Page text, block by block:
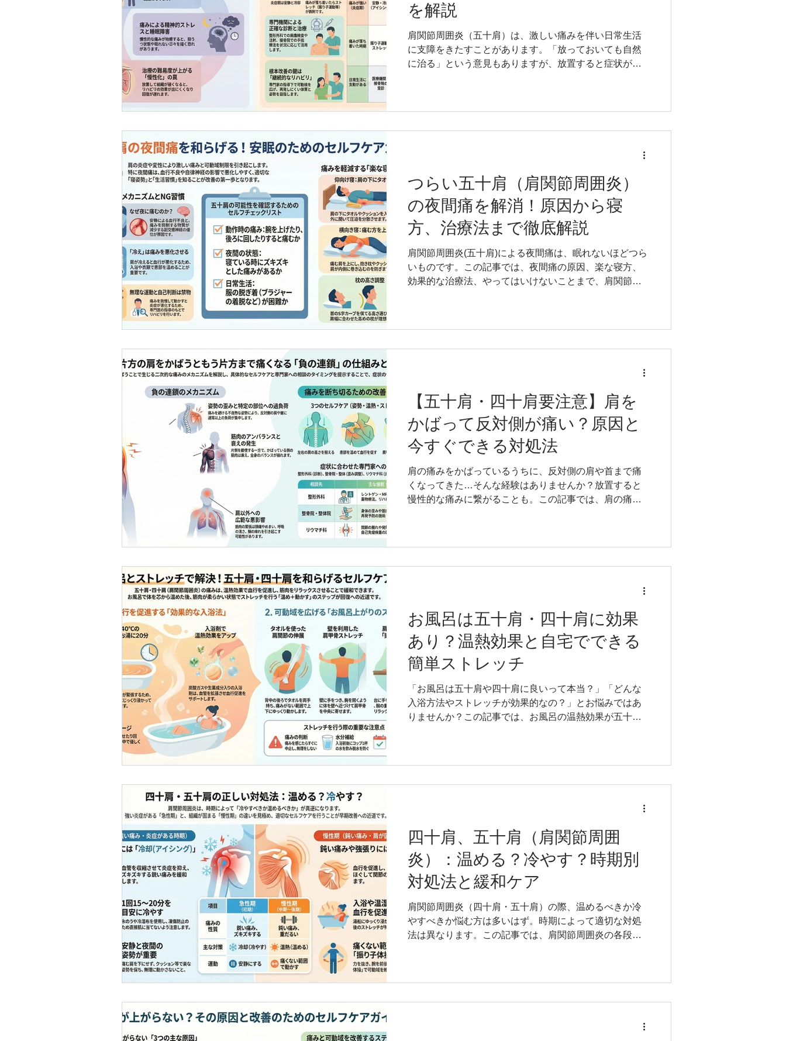
師 目次 五十肩の痛みが消えた？治癒のサインを見極める
・痛みの種類と場所を確認する ・可動域の変化をチェッ
ク ・夜間痛の有無を観察 痛
を解説
肩関節周囲炎（五十肩）は、激しい痛みを伴い日常生活
に支障をきたすことがあります。「放っておいても自然
に治る」という意見もありますが、放置すると症状が悪
の監修者情報 吉原 稔 資格：柔道整復師 （整骨院を開
CSCS（全米ストレングス・コンディショニングスペシャ
リスト） 経歴 2010～2015年 医療法人堺整形外科医院
福岡スポーツクリニック 2015～2017年 医療法人TSC タ
ケダスポーツクリニック 2018～現在 よし姿勢＆スポー
ツ整骨院・整体院 2014～2017年 福岡医療専門学校 非
常勤講師 2015～2023年 九州医療専門学校 非常勤講師
2024～現在 福岡医健・スポーツ専門学校 非常勤講
師 目次 肩関節周囲炎（五
つらい五十肩（肩関節周囲炎）
の夜間痛を解消！原因から寝
方、治療法まで徹底解説
肩関節周囲炎(五十肩)による夜間痛は、眠れないほどつら
いものです。この記事では、夜間痛の原因、楽な寝方、
効果的な治療法、やってはいけないことまで、肩関節周
復師 （整骨院を開業できる国家資格） 柔道整復師専科
できる資格） NSCA CSCS（全米ストレングス・コンデ
ィショニングスペシャリスト） 経歴 2010～2015年 医療
法人堺整形外科医院 福岡スポーツクリニック 2015～
2017年 医療法人TSC タケダスポーツクリニック 2018～
現在 よし姿勢＆スポーツ整骨院・整体院 2014～2017
年 福岡医療専門学校 非常勤講師 2015～2023年 九州
ポーツ専門学校 非常勤講師 目次 肩関節周囲炎（五十
肩）とは？ ・五十肩の基礎知識
【五十肩・四十肩要注意】肩を
かばって反対側が痛い？原因と
今すぐできる対処法
肩の痛みをかばっているうちに、反対側の肩や首まで痛
くなってきた…そんな経験はありませんか？放置すると
慢性的な痛みに繋がることも。この記事では、肩の痛み
員（大学、専門学校の柔道整復師科で講義することがで
ショニングスペシャリスト） 経歴 2010～2015年 医療法
人堺整形外科医院 福岡スポーツクリニック 2015～2017
年 医療法人TSC タケダスポーツクリニック 2018～現
在 よし姿勢＆スポーツ整骨院・整体院 2014～2017年
福岡医療専門学校 非常勤講師 2015～2023年 九州医療
専門学校 非常勤講師 2024～現在 福岡医健・スポー
ツ専門学校 非常勤講師 目次 なぜ？肩をかばうと反対側
が痛くなる原因 ・姿勢の歪みと筋肉の負担 ・筋肉のアン
バランス ・関連部位への影響
お風呂は五十肩・四十肩に効果
あり？温熱効果と自宅でできる
簡単ストレッチ
「お風呂は五十肩や四十肩に良いって本当？」「どんな
入浴方法やストレッチが効果的なの？」とお悩みではあ
りませんか？この記事では、お風呂の温熱効果が五十
ご紹介します。 この記事の監修者情報 吉原 稔 資格：柔
とができる資格） NSCA CSCS（全米ストレングス・コ
ンディショニングスペシャリスト） 経歴 2010～2015年
医療法人堺整形外科医院 福岡スポーツクリニック 2015
～2017年 医療法人TSC タケダスポーツクリニック 2018
～現在 よし姿勢＆スポーツ整骨院・整体院 2014～2017
医療専門学校 非常勤講師 2024～現在 福岡医健・ス
ポーツ専門学校 非常勤講師 目次
四十肩、五十肩（肩関節周囲
炎）：温める？冷やす？時期別
対処法と緩和ケア
肩関節周囲炎（四十肩・五十肩）の際、温めるべきか冷
やすべきか悩む方は多いはず。時期によって適切な対処
法は異なります。この記事では、肩関節周囲炎の各段階
学、専門学校の柔道整復師科で講義することができる資
ングスペシャリスト） 経歴 2010～2015年 医療法人堺整